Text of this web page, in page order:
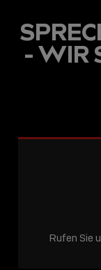
- WIR
Rufen Sie